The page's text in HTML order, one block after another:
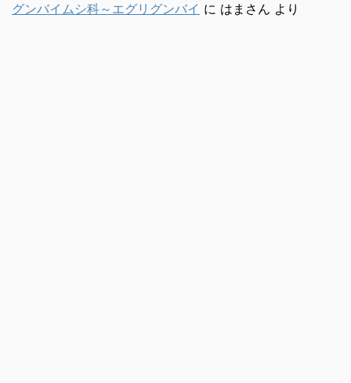
グンバイムシ科～エグリグンバイ に はまさん より